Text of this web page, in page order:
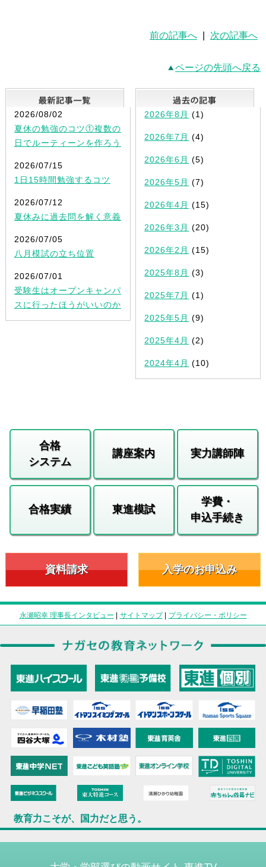
前の記事へ 次の記事へ
ページの先頭へ戻る
最新記事一覧
2026/08/02
夏休の勉強のコツ①複数の
日でルーティーンを作ろう
2026/07/15
1日15時間勉強するコツ
2026/07/12
夏休みに過去問を解く意義
2026/07/05
八月模試の立ち位置
2026/07/01
受験生はオープンキャンパ
スに行ったほうがいいのか
2026年8月 (1)
2026年7月 (4)
2026年6月 (5)
2026年5月 (7)
2026年4月 (15)
2026年3月 (20)
2026年2月 (15)
2025年8月 (3)
2025年7月 (1)
2025年5月 (9)
2025年4月 (2)
2024年4月 (10)
合格
システム
講座案内 実力講師陣
合格実績 東進模試
学費・
申込手続き
資料請求 入学のお申込み
永瀬昭幸 理事長インタビュー | サイトマップ| プライバシー・ポリシー
教育力こそが、国力だと思う。